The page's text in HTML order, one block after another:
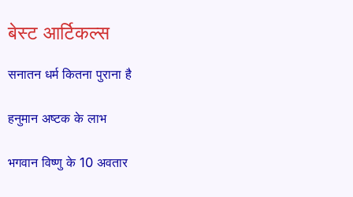
बेस्ट आर्टिकल्स
सनातन धर्म कितना पुराना है
हनुमान अष्टक के लाभ
भगवान विष्णु के 10 अवतार